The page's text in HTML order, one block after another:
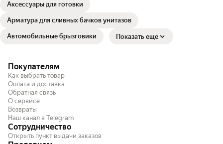
Аксессуары для готовки
Арматура для сливных бачков унитазов
Автомобильные брызговики Показать еще
Покупателям
Как выбрать товар
Оплата и доставка
Обратная связь
О сервисе
Возвраты
Наш канал в Telegram
Сотрудничество
Открыть пункт выдачи заказов